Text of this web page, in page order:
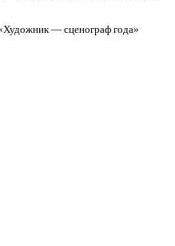
— сценограф года»